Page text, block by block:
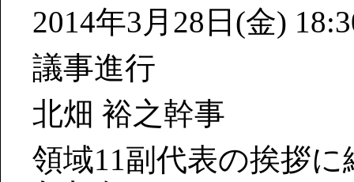
2014年3月28日(金)
議事進行
北畑 裕之幹事
領域11副代表の挨拶